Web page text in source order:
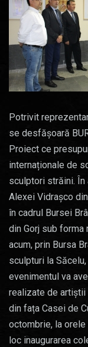
Potrivit
se desfășoară
Proiect ce
internaționale de
sculptori străini.
Alexei Vidrașco
în cadrul Bursei
din Gorj sub forma
acum, prin Bursa
sculpturi la
evenimentul va
realizate de artiștii
din fața Casei de
octombrie, la orele
loc inaugurarea